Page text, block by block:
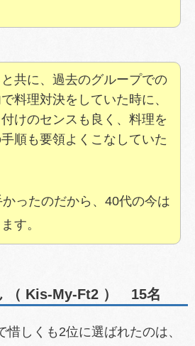
共に、過去のグループでの
料理対決をしていた時に、
けのセンスも良く、料理を
順も要領よくこなしていた
ったのだから、40代の今は
す。
（ Kis-My-Ft2 ） 15名
惜しくも2位に選ばれたのは、